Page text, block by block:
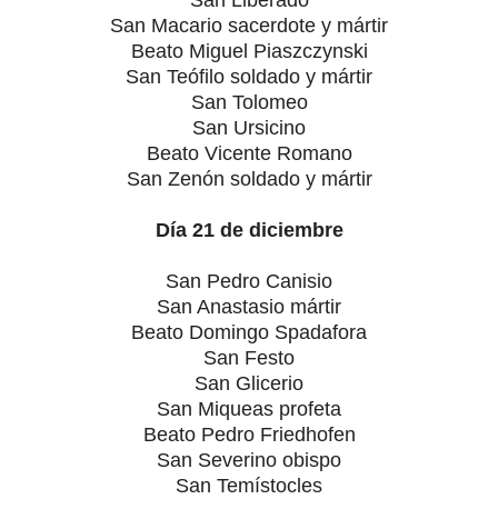
San Macario sacerdote y mártir
Beato Miguel Piaszczynski
San Teófilo soldado y mártir
San Tolomeo
San Ursicino
Beato Vicente Romano
San Zenón soldado y mártir
Día 21 de diciembre
San Pedro Canisio
San Anastasio mártir
Beato Domingo Spadafora
San Festo
San Glicerio
San Miqueas profeta
Beato Pedro Friedhofen
San Severino obispo
San Temístocles